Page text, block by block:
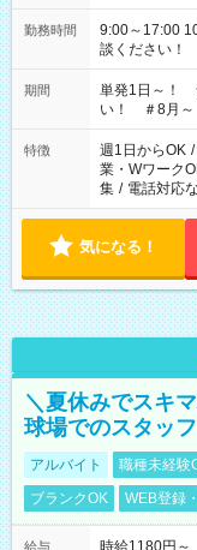
勤務時間
9:00～17:00 10:00～
談ください！
期間
単発1日～！
い！ ＃8月
特徴 週1日からOK /
業・Wワーク
集 / 電話対応
気になる！
＼夏休みでスキ
球場でのスタッ
アルバイト 職種未経験
ブランクOK
WEB登録
給与
時給1180円～